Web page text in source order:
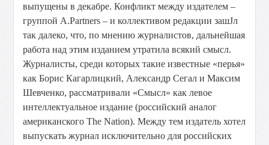
выпущены в декабре. Конфликт между издателем –
группой A.Partners – и коллективом редакции зашЈл
так далеко, что, по мнению журналистов, дальнейшая
работа над этим изданием утратила всякий смысл.
Журналисты, среди которых такие известные «перья»
как Борис Кагарлицкий, Александр Сегал и Максим
Шевченко, рассматривали «Смысл» как левое
интеллектуальное издание (российский аналог
американского The Nation). Между тем издатель хотел
выпускать журнал исключительно для российских